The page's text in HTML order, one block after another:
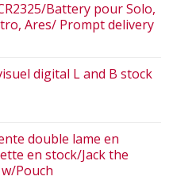
Battery pour Solo,
Ares/ Prompt delivery
digital L and B stock
double lame en
en stock/Jack the
Pouch